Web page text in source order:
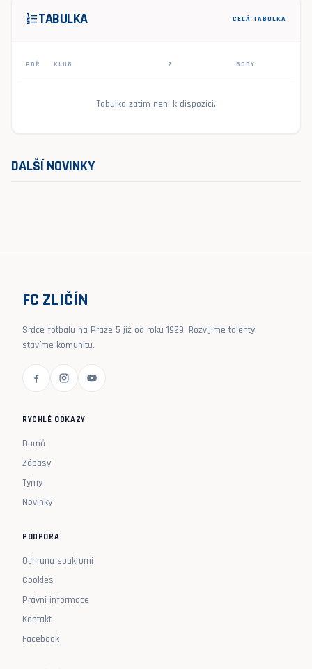
format_list_numberedTABULKA CELÁ TABULKA
POŘ KLUB Z BODY
Tabulka zatím není k dispozici.
DALŠÍ NOVINKY
FC ZLIČÍN
Srdce fotbalu na Praze 5 již od roku 1929. Rozvíjíme talenty,
stavíme komunitu.
RYCHLÉ ODKAZY
Domů
Zápasy
Týmy
Novinky
PODPORA
Ochrana soukromí
Cookies
Právní informace
Kontakt
Facebook